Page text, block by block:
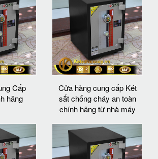
Cấp
hãng
Cửa hàng cung cấp Két
sắt chống cháy an toàn
chính hãng từ nhà máy